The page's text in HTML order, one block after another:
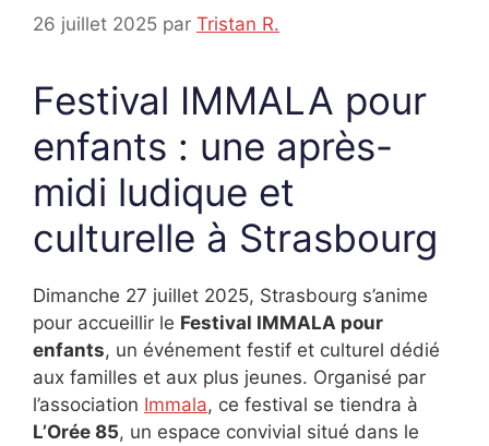
26 juillet 2025 par Tristan R.
Festival IMMALA pour
enfants : une après-
midi ludique et
culturelle à Strasbourg
Dimanche 27 juillet 2025, Strasbourg s’anime
pour accueillir le Festival IMMALA pour
enfants, un événement festif et culturel dédié
aux familles et aux plus jeunes. Organisé par
l’association Immala, ce festival se tiendra à
L’Orée 85, un espace convivial situé dans le